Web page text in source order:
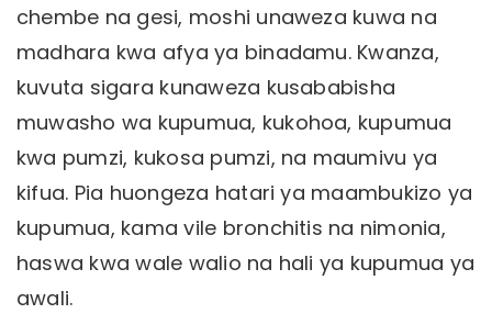
chembe na gesi, moshi unaweza kuwa na
madhara kwa afya ya binadamu. Kwanza,
kuvuta sigara kunaweza kusababisha
muwasho wa kupumua, kukohoa, kupumua
kwa pumzi, kukosa pumzi, na maumivu ya
kifua. Pia huongeza hatari ya maambukizo ya
kupumua, kama vile bronchitis na nimonia,
haswa kwa wale walio na hali ya kupumua ya
awali.